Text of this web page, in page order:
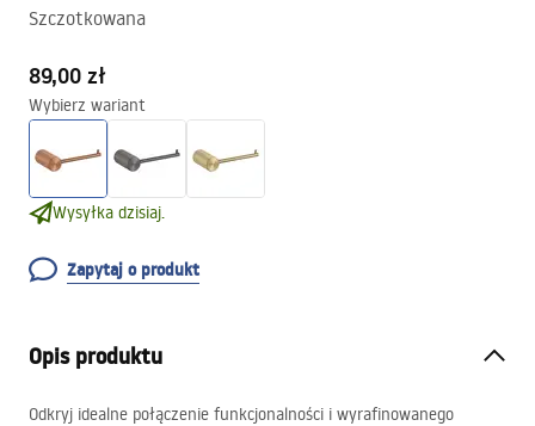
Szczotkowana
89,00 zł
Wybierz wariant
Wysyłka dzisiaj.
Zapytaj o produkt
Opis produktu
Odkryj idealne połączenie funkcjonalności i wyrafinowanego